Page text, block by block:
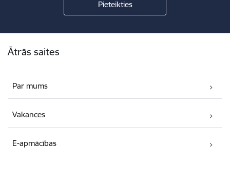
Ātrās saites
Par mums
Vakances
E-apmācības